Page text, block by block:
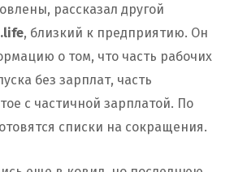
рассказал другой
, близкий к предприятию. Он
о том, что часть рабочих
без зарплат, часть
с частичной зарплатой. По
списки на сокращения.